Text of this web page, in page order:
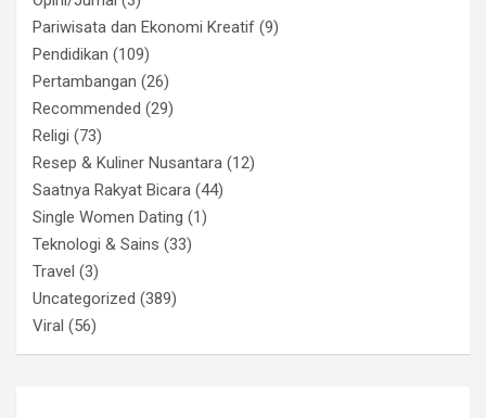
Pariwisata dan Ekonomi Kreatif (9)
Pendidikan (109)
Pertambangan (26)
Recommended (29)
Religi (73)
Resep & Kuliner Nusantara (12)
Saatnya Rakyat Bicara (44)
Single Women Dating (1)
Teknologi & Sains (33)
Travel (3)
Uncategorized (389)
Viral (56)